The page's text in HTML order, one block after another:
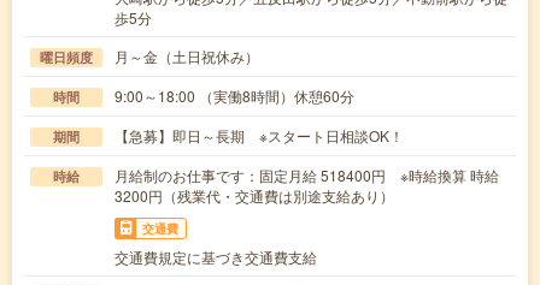
歩5分
曜日頻度 月～金（土日祝休み）
時間 9:00～18:00 （実働8時間）休憩60分
期間 【急募】即日～長期 ※スタート日相談OK！
時給
月給制のお仕事です：固定月給 518400円 ※時給換算 時給
3200円（残業代・交通費は別途支給あり）
交通費
交通費規定に基づき交通費支給